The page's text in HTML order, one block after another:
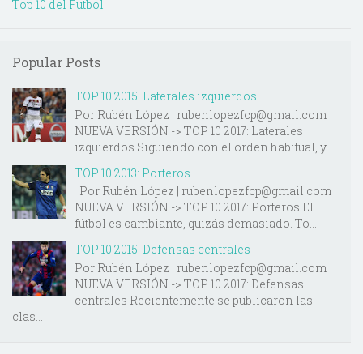
Top 10 del Futbol
Popular Posts
TOP 10 2015: Laterales izquierdos
Por Rubén López | rubenlopezfcp@gmail.com
NUEVA VERSIÓN -> TOP 10 2017: Laterales
izquierdos Siguiendo con el orden habitual, y...
TOP 10 2013: Porteros
Por Rubén López | rubenlopezfcp@gmail.com
NUEVA VERSIÓN -> TOP 10 2017: Porteros El
fútbol es cambiante, quizás demasiado. To...
TOP 10 2015: Defensas centrales
Por Rubén López | rubenlopezfcp@gmail.com
NUEVA VERSIÓN -> TOP 10 2017: Defensas
centrales Recientemente se publicaron las
clas...